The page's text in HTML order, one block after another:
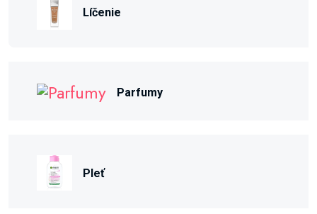
Líčenie
Parfumy
Pleť